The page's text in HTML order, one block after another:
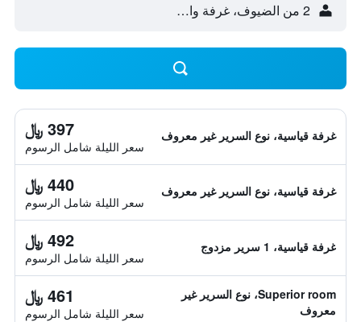
2 من الضيوف، غرفة واحدة
غرفة قياسية، نوع السرير غير معروف 397 ﷼
سعر الليلة شامل الرسوم
غرفة قياسية، نوع السرير غير معروف 440 ﷼
سعر الليلة شامل الرسوم
غرفة قياسية، 1 سرير مزدوج 492 ﷼
سعر الليلة شامل الرسوم
Superior room، نوع السرير غير
معروف
461 ﷼
سعر الليلة شامل الرسوم